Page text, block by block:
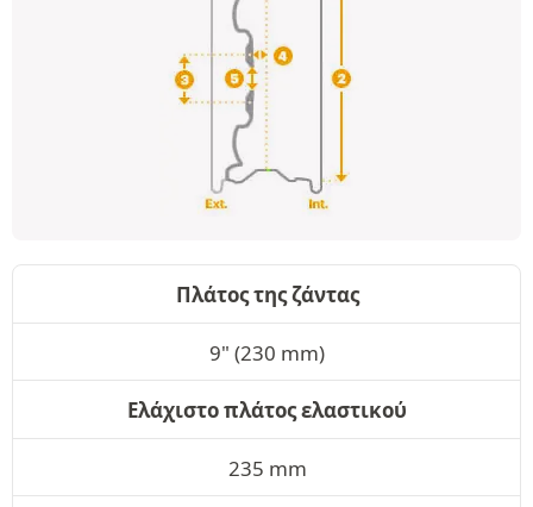
Πλάτος της ζάντας
9" (230 mm)
Ελάχιστο πλάτος ελαστικού
235 mm